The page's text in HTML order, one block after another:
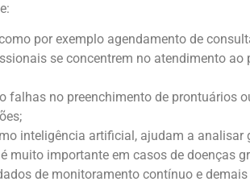
por exemplo agendamento de
se concentrem no atendimento ao
falhas no preenchimento de prontuários
inteligência artificial, ajudam a analisar
importante em casos de doenças
de monitoramento contínuo e